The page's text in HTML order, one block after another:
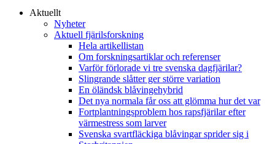
Aktuellt
Nyheter
Aktuell fjärilsforskning
Hela artikellistan
Om forskningsartiklar och referenser
Varför förlorade vi tre svenska dagfjärilar?
Slingrande slåtter ger större variation
En öländsk blåvingehybrid
Det nya normala får oss att glömma hur det var
Fortplantningsproblem hos rapsfjärilar efter
värmestress som larver
Svenska svartfläckiga blåvingar sprider sig i